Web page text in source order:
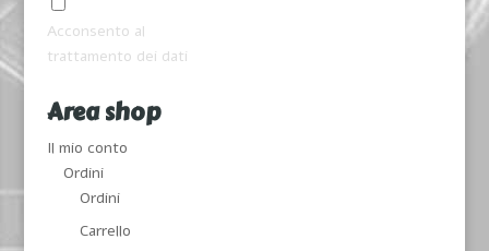
Acconsento al
trattamento dei dati
Area shop
Il mio conto
Ordini
Ordini
Carrello